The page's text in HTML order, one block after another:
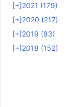
[+]2021 (179)
[+]2020 (217)
[+]2019 (83)
[+]2018 (152)